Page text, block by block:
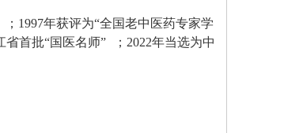
；1997年获评为“全国老中医药专家学
省首批“国医名师”
；2022年当选为中